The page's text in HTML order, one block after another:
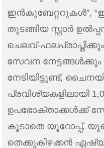
ഇൻകുബേറ്ററുകൾ”,
തുടങ്ങിയ സ്റ്റാർ
ചെലവ്-
സേവന
നേടിയിട്ടുണ്ട്,
പ്രവിശ്യകളിലായി
ഉപഭോക്താക്കൾക്ക്
കൂടാതെ യൂറോപ്പ്,
തെക്കുകിഴക്കൻ ഏഷ്യ